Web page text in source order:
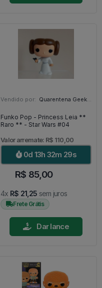
Vendido por: Quarentena Geek Store - SP
Funko Pop - Princess Leia **
Raro ** - Star Wars #04
Valor arremate: R$ 110,00
0d 13h 32m 28s
R$ 85,00
4x R$ 21,25 sem juros
Frete Grátis
Dar lance